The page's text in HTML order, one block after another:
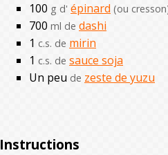
100 g d' épinard (ou
700 ml de dashi
1 c.s. de mirin
1 c.s. de sauce soja
Un peu de zeste de yuzu
Instructions